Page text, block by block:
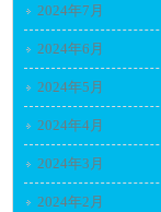
2024年7月
2024年6月
2024年5月
2024年4月
2024年3月
2024年2月